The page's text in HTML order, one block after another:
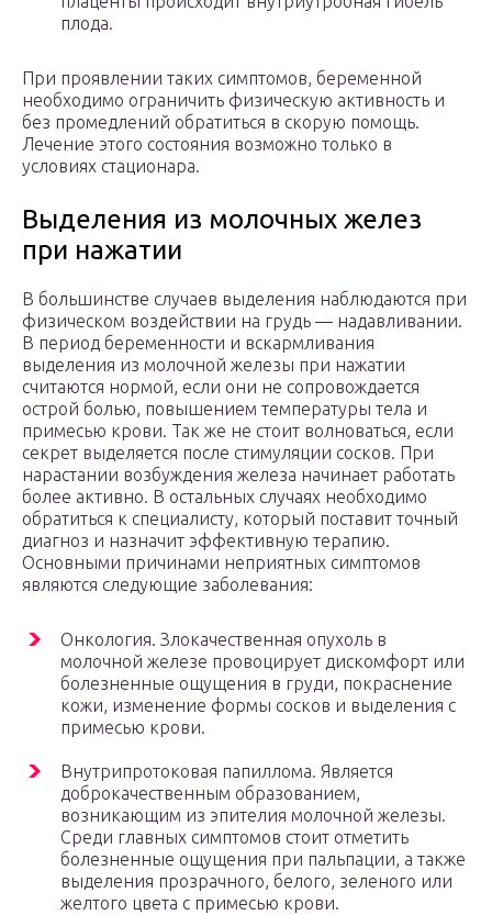
плода.
При проявлении таких симптомов, беременной
необходимо ограничить физическую активность и
без промедлений обратиться в скорую помощь.
Лечение этого состояния возможно только в
условиях стационара.
Выделения из молочных желез
при нажатии
В большинстве случаев выделения наблюдаются при
физическом воздействии на грудь — надавливании.
В период беременности и вскармливания
выделения из молочной железы при нажатии
считаются нормой, если они не сопровождается
острой болью, повышением температуры тела и
примесью крови. Так же не стоит волноваться, если
секрет выделяется после стимуляции сосков. При
нарастании возбуждения железа начинает работать
более активно. В остальных случаях необходимо
обратиться к специалисту, который поставит точный
диагноз и назначит эффективную терапию.
Основными причинами неприятных симптомов
являются следующие заболевания:
Онкология. Злокачественная опухоль в
молочной железе провоцирует дискомфорт или
болезненные ощущения в груди, покраснение
кожи, изменение формы сосков и выделения с
примесью крови.
Внутрипротоковая папиллома. Является
доброкачественным образованием,
возникающим из эпителия молочной железы.
Среди главных симптомов стоит отметить
болезненные ощущения при пальпации, а также
выделения прозрачного, белого, зеленого или
желтого цвета с примесью крови.